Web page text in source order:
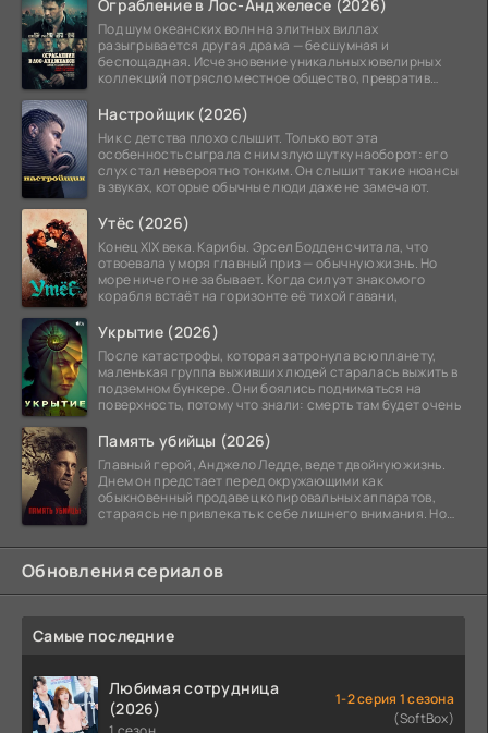
Ограбление в Лос-Анджелесе (2026)
Под шум океанских волн на элитных виллах
разыгрывается другая драма — бесшумная и
беспощадная. Исчезновение уникальных ювелирных
коллекций потрясло местное общество, превратив
Настройщик (2026)
Ник с детства плохо слышит. Только вот эта
особенность сыграла с ним злую шутку наоборот: его
слух стал невероятно тонким. Он слышит такие нюансы
в звуках, которые обычные люди даже не замечают.
Утёс (2026)
Конец XIX века. Карибы. Эрсел Бодден считала, что
отвоевала у моря главный приз — обычную жизнь. Но
море ничего не забывает. Когда силуэт знакомого
корабля встаёт на горизонте её тихой гавани,
Укрытие (2026)
После катастрофы, которая затронула всю планету,
маленькая группа выживших людей старалась выжить в
подземном бункере. Они боялись подниматься на
поверхность, потому что знали: смерть там будет очень
Память убийцы (2026)
Главный герой, Анджело Ледде, ведет двойную жизнь.
Днем он предстает перед окружающими как
обыкновенный продавец копировальных аппаратов,
стараясь не привлекать к себе лишнего внимания. Но
Обновления сериалов
Самые последние
Любимая сотрудница
(2026)
1-2 серия 1 сезона
(SoftBox)